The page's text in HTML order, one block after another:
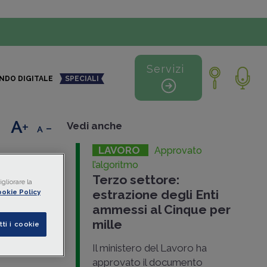
DIGITALE SPECIALI
Servizi
è
+ - Vedi anche
LAVORO
Approvato
l’algoritmo
Terzo settore:
estrazione degli Enti
ammessi al Cinque per
mille
Il ministero del Lavoro ha
approvato il documento
la
Policy
i cookie